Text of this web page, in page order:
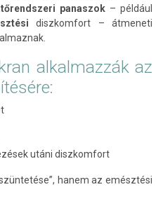
panaszok – például
diszkomfort – átmeneti
alkalmazzák az
utáni diszkomfort
hanem az emésztési